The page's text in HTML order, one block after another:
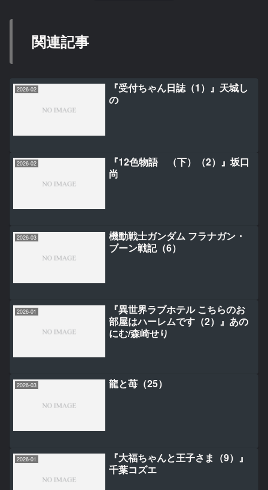
関連記事
2026-02
『受付ちゃん日誌（1）』天城し
の
2026-02
『12色物語 （下）（2）』坂口
尚
2026-03
機動戦士ガンダム フラナガン・
ブーン戦記（6）
2026-01
『異世界ラブホテル こちらのお
部屋はハーレムです（2）』あの
にむ/森崎せり
2026-03 龍と苺（25）
2026-01
『大福ちゃんと王子さま（9）』
千葉コズエ